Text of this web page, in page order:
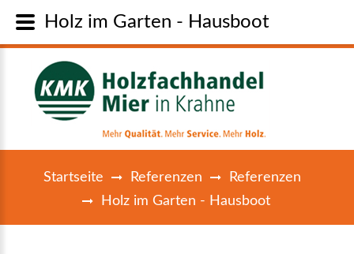
Startseite Referenzen
Referenzen
Holz im Garten - Hausboot
Holz im Garten - Hausboot